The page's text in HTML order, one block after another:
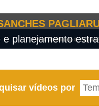
planejamento
vídeos por